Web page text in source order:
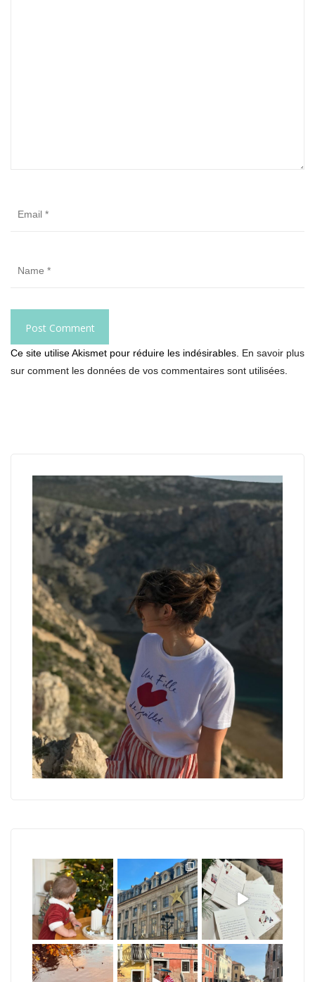
Ce site utilise Akismet pour réduire les indésirables. En savoir plus
sur comment les données de vos commentaires sont utilisées